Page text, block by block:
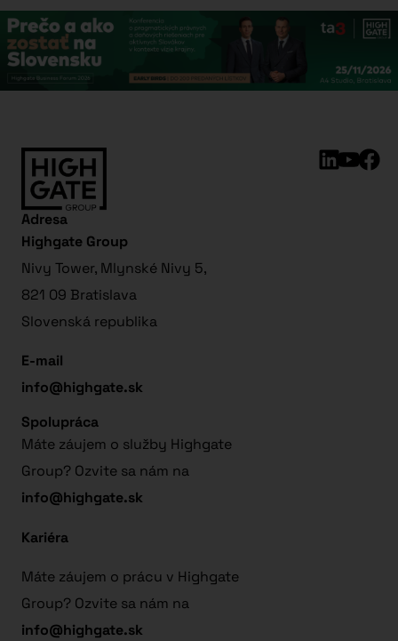
Adresa
Highgate Group
Nivy Tower, Mlynské Nivy 5,
821 09 Bratislava
Slovenská republika
E-mail
info@highgate.sk
Spolupráca
Máte záujem o služby Highgate
Group? Ozvite sa nám na
info@highgate.sk
Kariéra
Máte záujem o prácu v Highgate
Group? Ozvite sa nám na
info@highgate.sk